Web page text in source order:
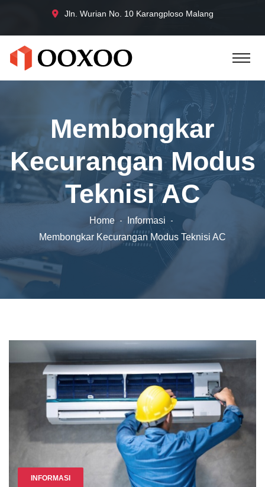
Jln. Wurian No. 10 Karangploso Malang
Membongkar
Kecurangan Modus
Teknisi AC
Home
Informasi
Membongkar Kecurangan Modus Teknisi AC
INFORMASI